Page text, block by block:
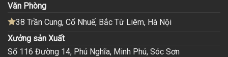
Văn Phòng
38 Trần Cung, Cổ Nhuế, Bắc Từ Liêm, Hà Nội
Xưởng sản Xuất
Số 116 Đường 14, Phú Nghĩa, Minh Phú, Sóc Sơn